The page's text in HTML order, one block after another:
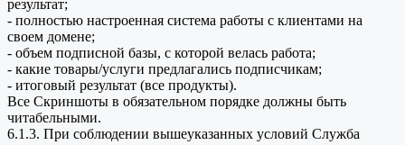
результат;
- полностью настроенная система работы с клиентами на
своем домене;
- объем подписной базы, с которой велась работа;
- какие товары/услуги предлагались подписчикам;
- итоговый результат (все продукты).
Все Скриншоты в обязательном порядке должны быть
читабельными.
6.1.3. При соблюдении вышеуказанных условий Служба